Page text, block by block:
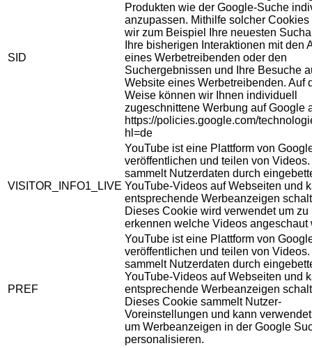
SID
Produkten wie der Google-Suche
anzupassen. Mithilfe solcher Cookies
wir zum Beispiel Ihre neuesten
Ihre bisherigen Interaktionen mit den
eines Werbetreibenden oder den
Suchergebnissen und Ihre Besuche
Website eines Werbetreibenden. Auf
Weise können wir Ihnen individuell
zugeschnittene Werbung auf Google
https://policies.google.com/
hl=de
VISITOR_INFO1_LIVE
YouTube ist eine Plattform von
veröffentlichen und teilen von
sammelt Nutzerdaten durch
YouTube-Videos auf Webseiten und
entsprechende Werbeanzeigen
Dieses Cookie wird verwendet um zu
erkennen welche Videos angeschaut
PREF
YouTube ist eine Plattform von
veröffentlichen und teilen von
sammelt Nutzerdaten durch
YouTube-Videos auf Webseiten und
entsprechende Werbeanzeigen
Dieses Cookie sammelt Nutzer-
Voreinstellungen und kann
um Werbeanzeigen in der Google
personalisieren.